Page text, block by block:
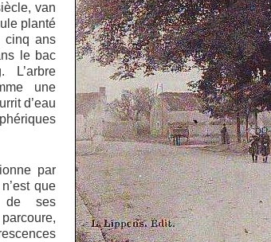
van
planté
ans
le bac
L’arbre
une
d’eau
par
que
de ses